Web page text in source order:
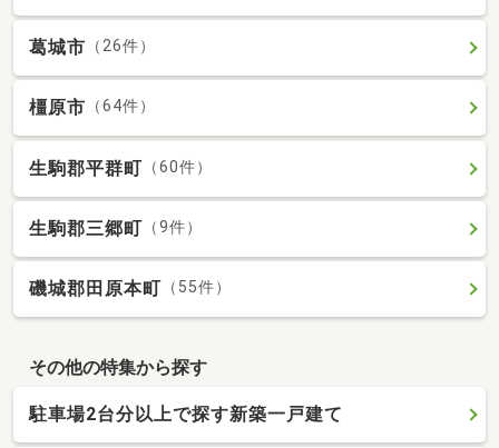
葛城市 （26件）
橿原市 （64件）
生駒郡平群町 （60件）
生駒郡三郷町 （9件）
磯城郡田原本町 （55件）
その他の特集から探す
駐車場2台分以上で探す新築一戸建て